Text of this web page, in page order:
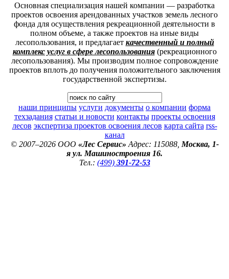
Основная специализация нашей компании ― разработка
проектов освоения арендованных участков земель лесного
фонда для осуществления рекреационной деятельности в
полном объеме, а также проектов на иные виды
лесопользования, и предлагает качественный и полный
комплекс услуг в сфере лесопользования(рекреационного
лесопользования). Мы производим полное сопровождение
проектов вплоть до получения положительного заключения
государственной экспертизы.
наши принципы услуги документы о компании форма
техзадания статьи и новости контакты проекты освоения
лесов экспертиза проектов освоения лесов карта сайта rss-
канал
© 2007–2026 ООО «Лес Сервис» Адрес: 115088, Москва, 1-
я ул. Машиностроения 16.
Тел.: (499) 391-72-53